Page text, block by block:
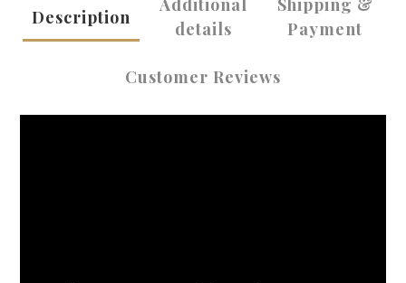
Description
Additional
details
Shipping &
Payment
Customer Reviews